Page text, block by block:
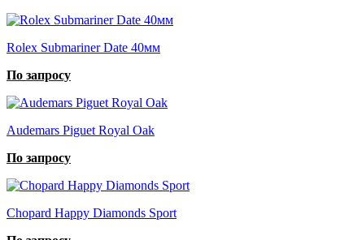
Rolex Submariner Date 40мм
По запросу
Audemars Piguet Royal Oak
По запросу
Chopard Happy Diamonds Sport